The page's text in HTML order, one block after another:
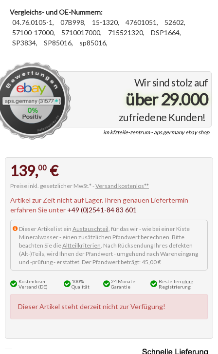
Wir sind stolz auf
über 29.000
zufriedene Kunden!
im kfzteile-zentrum - aps.germany ebay shop
Vergleichs- und OE-Nummern:
04.76.0105-1,
07B998, 15-1320, 47601051,
52602,
57100-17000,
5710017000, 715521320,
DSP1664,
SP3834,
SP85016, sp85016,
139,00 €
Preise inkl. gesetzlicher MwSt.* -Versand kostenlos**
Artikel zur Zeit nicht auf Lager. Ihren genauen Liefertermin
erfahren Sie unter +49 (0)2541-84 83 601
Dieser Artikel ist ein Austauschteil , für das wir - wie bei einer Kiste
Mineralwasser - einen zusätzlichen Pfandwert berechnen. Bitte
beachten Sie dieAltteilkriterien . Nach Rücksendung Ihres defekten
(Alt-)Teils, wird Ihnen der Pfandwert - umgehend nach Wareneingang
und -prüfung - erstattet. Der Pfandwert beträgt: 45,00 €
Kostenloser
Versand (DE)
100%
Qualität
24 Monate
Garantie
Bestellen ohne
Registrierung
Dieser Artikel steht derzeit nicht zur Verfügung!